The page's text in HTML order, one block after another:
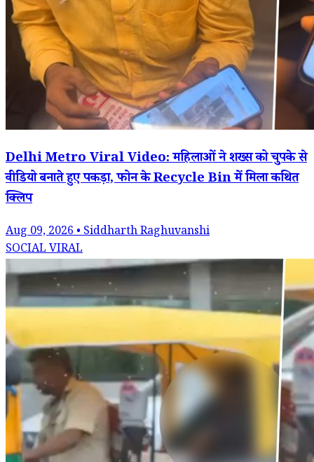
Delhi Metro Viral Video: महिलाओं ने शख्स को चुपके से
वीडियो बनाते हुए पकड़ा, फोन के Recycle Bin में मिला कथित
क्लिप
Aug 09, 2026 • Siddharth Raghuvanshi
SOCIAL VIRAL